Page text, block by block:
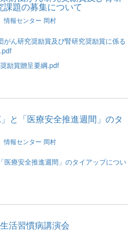
題の募集について
情報センター 岡村
がん研究奨励賞及び腎研究奨励賞に係る
励賞贈呈要綱.pdf
と「医療安全推進週間」のタ
情報センター 岡村
医療安全推進週間」のタイアップについ
活習慣病講演会